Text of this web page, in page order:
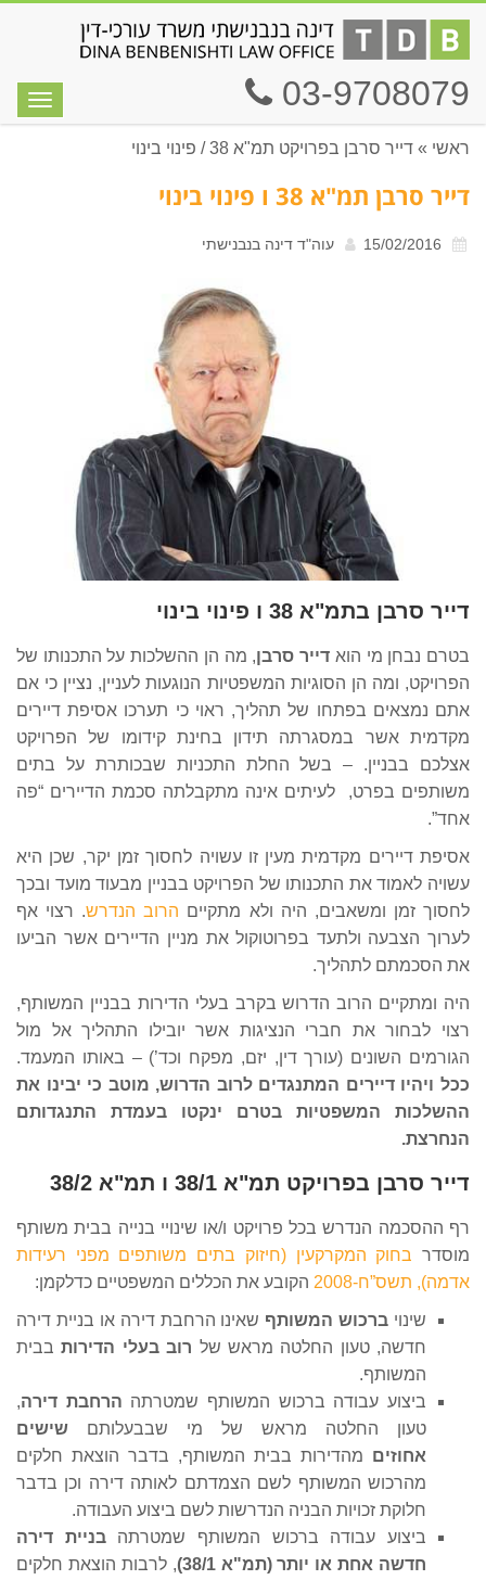
03-9708079
ראשי » דייר סרבן בפרויקט תמ"א 38 / פינוי בינוי
דייר סרבן תמ"א 38 ו פינוי בינוי
עוה"ד דינה בנבנישתי
דייר סרבן בתמ"א 38 ו פינוי בינוי
בטרם נבחן מי הוא דייר סרבן, מה הן ההשלכות על התכנותו של
הפרויקט, ומה הן הסוגיות המשפטיות הנוגעות לעניין, נציין כי אם
אתם נמצאים בפתחו של תהליך, ראוי כי תערכו אסיפת דיירים
מקדמית אשר במסגרתה תידון בחינת קידומו של הפרויקט
אצלכם בבניין. – בשל החלת התכניות שבכותרת על בתים
משותפים בפרט, לעיתים אינה מתקבלתה סכמת הדיירים “פה
אחד”.
אסיפת דיירים מקדמית מעין זו עשויה לחסוך זמן יקר, שכן היא
עשויה לאמוד את התכנותו של הפרויקט בבניין מבעוד מועד ובכך
לחסוך זמן ומשאבים, היה ולא מתקיים הרוב הנדרש. רצוי אף
לערוך הצבעה ולתעד בפרוטוקול את מניין הדיירים אשר הביעו
את הסכמתם לתהליך.
היה ומתקיים הרוב הדרוש בקרב בעלי הדירות בבניין המשותף,
רצוי לבחור את חברי הנציגות אשר יובילו התהליך אל מול
הגורמים השונים (עורך דין, יזם, מפקח וכד’) – באותו המעמד.
ככל ויהיו דיירים המתנגדים לרוב הדרוש, מוטב כי יבינו את
ההשלכות המשפטיות בטרם ינקטו בעמדת התנגדותם
הנחרצת.
דייר סרבן בפרויקט תמ"א 38/1 ו תמ"א 38/2
רף ההסכמה הנדרש בכל פרויקט ו/או שינויי בנייה בבית משותף
מוסדר בחוק המקרקעין (חיזוק בתים משותפים מפני רעידות
אדמה), תשס”ח-2008
הקובע את הכללים המשפטיים כדלקמן:
שינוי ברכוש המשותף שאינו הרחבת דירה או בניית דירה
חדשה, טעון החלטה מראש של רוב בעלי הדירותבבית
המשותף.
ביצוע עבודה ברכוש המשותף שמטרתה הרחבת דירה,
טעון החלטה מראש של מי שבבעלותם שישים
אחוזים מהדירות בבית המשותף, בדבר הוצאת חלקים
מהרכוש המשותף לשם הצמדתם לאותה דירה וכן בדבר
חלוקת זכויות הבניה הנדרשות לשם ביצוע העבודה.
ביצוע עבודה ברכוש המשותף שמטרתהבניית דירה
חדשה אחת או יותר (תמ"א 38/1)
, לרבות הוצאת חלקים